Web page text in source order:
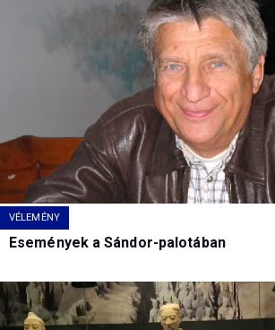
VÉLEMÉNY
Események a Sándor-palotában